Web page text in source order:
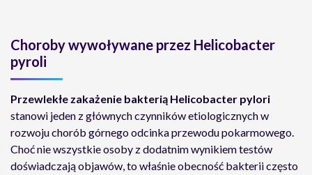
Choroby wywoływane przez Helicobacter
pyroli
Przewlekłe zakażenie bakterią Helicobacter pylori
stanowi jeden z głównych czynników etiologicznych w
rozwoju chorób górnego odcinka przewodu pokarmowego.
Choć nie wszystkie osoby z dodatnim wynikiem testów
doświadczają objawów, to właśnie obecność bakterii często